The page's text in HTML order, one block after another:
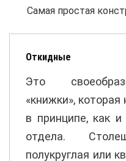
Самая простая
Откидные
Это
«книжки»,
в принципе, как и
отдела.
полукруглая или